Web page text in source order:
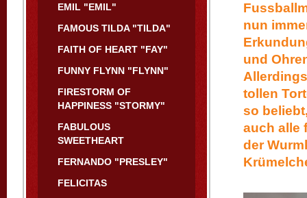
EMIL "EMIL"
FAMOUS TILDA "TILDA"
FAITH OF HEART "FAY"
FUNNY FLYNN "FLYNN"
FIRESTORM OF
HAPPINESS "STORMY"
FABULOUS
SWEETHEART
FERNANDO "PRESLEY"
FELICITAS
nun
und
tollen
so
auch alle
der